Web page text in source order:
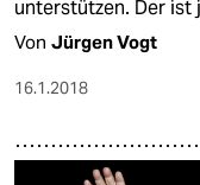
unterstützen. Der ist
Von Jürgen Vogt
16.1.2018